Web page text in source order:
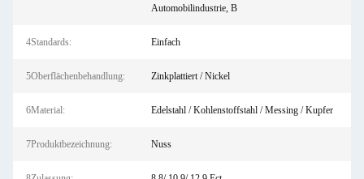
Automobilindustrie, B
4Standards: Einfach
5Oberflächenbehandlung: Zinkplattiert / Nickel
6Material: Edelstahl / Kohlenstoffstahl / Messing / Kupfer
7Produktbezeichnung: Nuss